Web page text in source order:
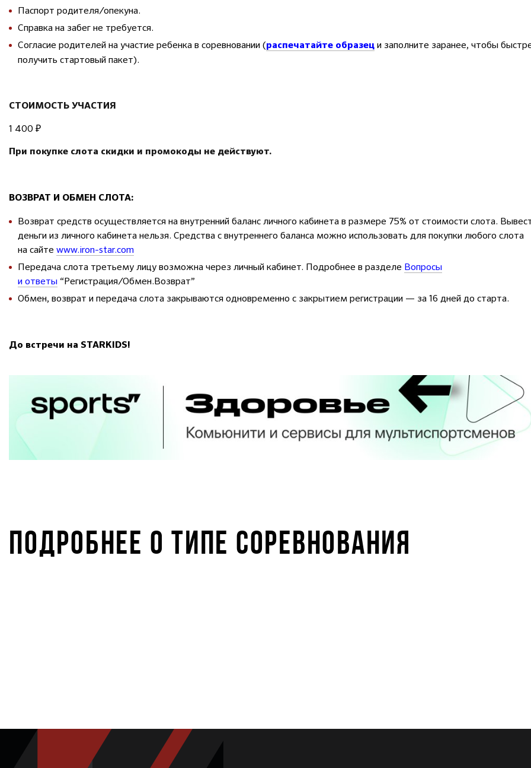
Паспорт родителя/опекуна.
Справка на забег не требуется.
Согласие родителей на участие ребенка в соревновании (распечатайте образец и заполните заранее, чтобы
получить стартовый пакет).
СТОИМОСТЬ УЧАСТИЯ
1 400 ₽
При покупке слота скидки и промокоды не действуют.
ВОЗВРАТ И ОБМЕН СЛОТА:
Возврат средств осуществляется на внутренний баланс личного кабинета в размере 75% от стоимости слота.
деньги из личного кабинета нельзя. Средства с внутреннего баланса можно использовать для покупки любого слота
на сайте www.iron-star.com
Передача слота третьему лицу возможна через личный кабинет. Подробнее в разделе Вопросы
и ответы “Регистрация/Обмен.Возврат”
Обмен, возврат и передача слота закрываются одновременно с закрытием регистрации — за 16 дней до старта.
До встречи на STARKIDS!
ПОДРОБНЕЕ О ТИПЕ СОРЕВНОВАНИЯ